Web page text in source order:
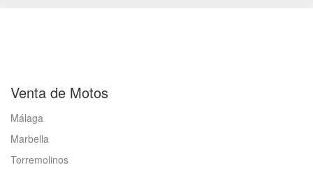
Venta de Motos
Málaga
Marbella
Torremolinos